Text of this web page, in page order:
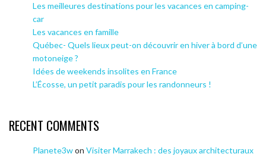
Les meilleures destinations pour les vacances en camping-
car
Les vacances en famille
Québec- Quels lieux peut-on découvrir en hiver à bord d’une
motoneige ?
Idées de weekends insolites en France
L’Écosse, un petit paradis pour les randonneurs !
RECENT COMMENTS
Planete3won Visiter Marrakech : des joyaux architecturaux